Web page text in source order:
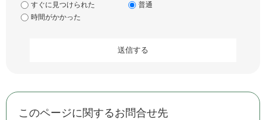
すぐに見つけられた
普通
時間がかかった
このページに関するお問合せ先